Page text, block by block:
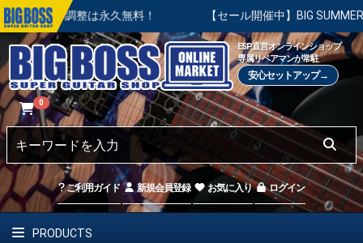
整は永久無料！ 【セール開催中】BIG SUMMER SALE | 対
ESP直営オンラインショップ
専属リペアマンが常駐
安心セットアップ→
0
ご利用ガイド 新規会員登録 お気に入り ログイン
PRODUCTS